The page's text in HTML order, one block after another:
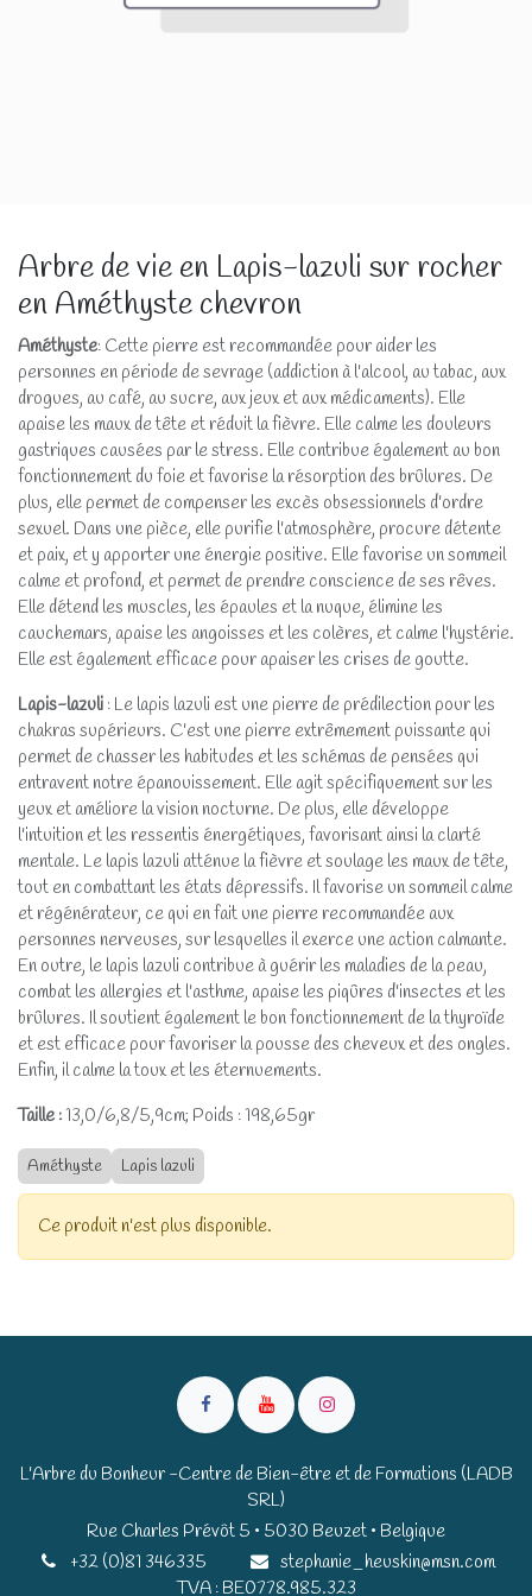
Arbre de vie en Lapis-lazuli sur rocher
en Améthyste chevron
Améthyste: Cette pierre est recommandée pour aider les
personnes en période de sevrage (addiction à l'alcool, au tabac, aux
drogues, au café, au sucre, aux jeux et aux médicaments). Elle
apaise les maux de tête et réduit la fièvre. Elle calme les douleurs
gastriques causées par le stress. Elle contribue également au bon
fonctionnement du foie et favorise la résorption des brûlures. De
plus, elle permet de compenser les excès obsessionnels d'ordre
sexuel. Dans une pièce, elle purifie l'atmosphère, procure détente
et paix, et y apporter une énergie positive. Elle favorise un sommeil
calme et profond, et permet de prendre conscience de ses rêves.
Elle détend les muscles, les épaules et la nuque, élimine les
cauchemars, apaise les angoisses et les colères, et calme l'hystérie.
Elle est également efficace pour apaiser les crises de goutte.
Lapis-lazuli : Le lapis lazuli est une pierre de prédilection pour les
chakras supérieurs. C'est une pierre extrêmement puissante qui
permet de chasser les habitudes et les schémas de pensées qui
entravent notre épanouissement. Elle agit spécifiquement sur les
yeux et améliore la vision nocturne. De plus, elle développe
l'intuition et les ressentis énergétiques, favorisant ainsi la clarté
mentale. Le lapis lazuli atténue la fièvre et soulage les maux de tête,
tout en combattant les états dépressifs. Il favorise un sommeil calme
et régénérateur, ce qui en fait une pierre recommandée aux
personnes nerveuses, sur lesquelles il exerce une action calmante.
En outre, le lapis lazuli contribue à guérir les maladies de la peau,
combat les allergies et l'asthme, apaise les piqûres d'insectes et les
brûlures. Il soutient également le bon fonctionnement de la thyroïde
et est efficace pour favoriser la pousse des cheveux et des ongles.
Enfin, il calme la toux et les éternuements.
Taille :13,0/6,8/5,9cm; Poids : 198,65gr
Améthyste Lapis lazuli
Ce produit n'est plus disponible.
L'Arbre du Bonheur -Centre de Bien-être et de Formations (LADB
SRL)
Rue Charles Prévôt 5 • 5030 Beuzet • Belgique​​
+32 (0)81 346335
stephanie_heuskin@msn.com
TVA : BE0778.985.323